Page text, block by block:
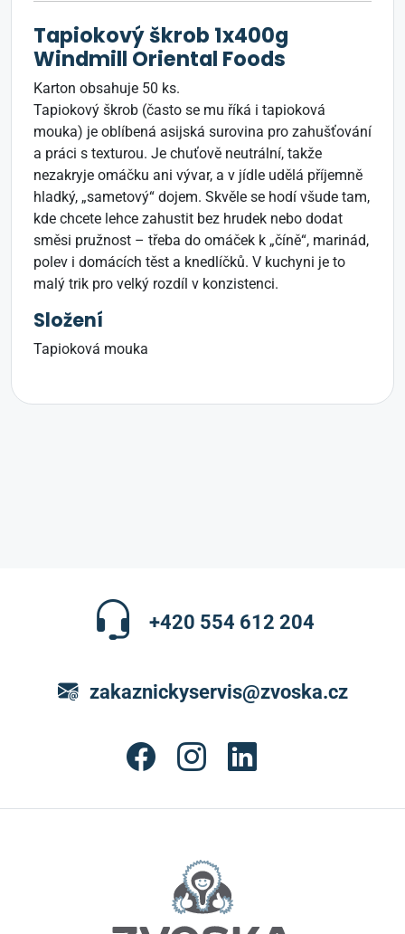
Tapiokový škrob 1x400g
Windmill Oriental Foods
Karton obsahuje 50 ks.
Tapiokový škrob (často se mu říká i tapioková
mouka) je oblíbená asijská surovina pro zahušťování
a práci s texturou. Je chuťově neutrální, takže
nezakryje omáčku ani vývar, a v jídle udělá příjemně
hladký, „sametový“ dojem. Skvěle se hodí všude tam,
kde chcete lehce zahustit bez hrudek nebo dodat
směsi pružnost – třeba do omáček k „číně“, marinád,
polev i domácích těst a knedlíčků. V kuchyni je to
malý trik pro velký rozdíl v konzistenci.
Složení
Tapioková mouka
+420 554 612 204
zakaznickyservis@zvoska.cz